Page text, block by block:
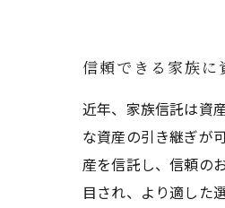
信頼できる家族に
近年、家族信託は資
な資産の引き継ぎが
産を信託し、信頼の
目され、より適した